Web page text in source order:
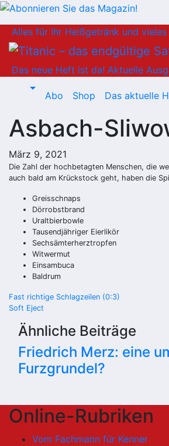
Inhalt
springen
Alles für Ihr Heißgetränk und
Das neue Heft ist da! Aktuelle
Abo Shop Das aktuelle
Asbach-
März 9, 2021
Die Zahl der hochbetagten Menschen, die
auch bald am Krückstock geht, haben die
Greisschnaps
Dörrobstbrand
Uraltbierbowle
Tausendjähriger Eierlikör
Sechsämterherztropfen
Witwermut
Einsambuca
Baldrum
Beitragsnavigation
Fast richtige Schlagzeilen (0:3)
Soft Eject
Ähnliche Beiträge
Friedrich Merz: eine
Furzgrundel?
Online-Rubriken
Vom Fachmann für Kenner